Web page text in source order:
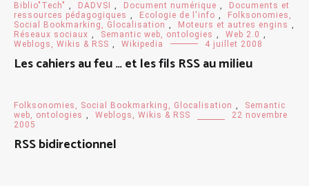
Biblio"Tech" , DADVSI , Document numérique ,
Documents et
ressources pédagogiques , Ecologie de l'info ,
Folksonomies,
Social Bookmarking, Glocalisation , Moteurs et autres engins ,
Réseaux sociaux , Semantic web, ontologies , Web 2.0 ,
Weblogs, Wikis & RSS , Wikipedia 4 juillet 2008
Les cahiers au feu … et les fils RSS au milieu
Folksonomies, Social Bookmarking, Glocalisation ,
Semantic
web, ontologies , Weblogs, Wikis & RSS
22 novembre
2005
RSS bidirectionnel